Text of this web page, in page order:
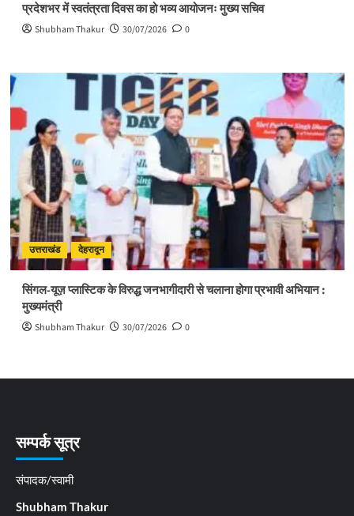
प्रदेशभर में स्वतंत्रता दिवस का हो भव्य आयोजनः मुख्य सचिव
Shubham Thakur 30/07/2026 0
उत्तराखंड देहरादून
सिंगल-यूज़ प्लास्टिक के विरुद्ध जनभागीदारी से चलाना होगा प्रभावी अभियान :
मुख्यमंत्री
Shubham Thakur 30/07/2026 0
सम्पर्क सूत्र
संपादक/स्वामी
Shubham Thakur